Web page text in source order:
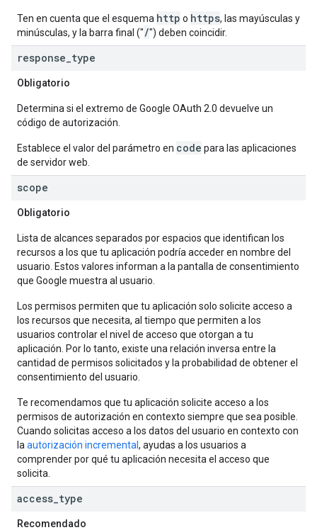
Ten en cuenta que el esquema http o https, las mayúsculas y
minúsculas, y la barra final ("/") deben coincidir.
response type
Obligatorio
Determina si el extremo de Google OAuth 2.0 devuelve un
código de autorización.
Establece el valor del parámetro en code para las aplicaciones
de servidor web.
scope
Obligatorio
Lista de alcances separados por espacios que identifican los
recursos a los que tu aplicación podría acceder en nombre del
usuario. Estos valores informan a la pantalla de consentimiento
que Google muestra al usuario.
Los permisos permiten que tu aplicación solo solicite acceso a
los recursos que necesita, al tiempo que permiten a los
usuarios controlar el nivel de acceso que otorgan a tu
aplicación. Por lo tanto, existe una relación inversa entre la
cantidad de permisos solicitados y la probabilidad de obtener el
consentimiento del usuario.
Te recomendamos que tu aplicación solicite acceso a los
permisos de autorización en contexto siempre que sea posible.
Cuando solicitas acceso a los datos del usuario en contexto con
la autorización incremental , ayudas a los usuarios a
comprender por qué tu aplicación necesita el acceso que
solicita.
access type
Recomendado